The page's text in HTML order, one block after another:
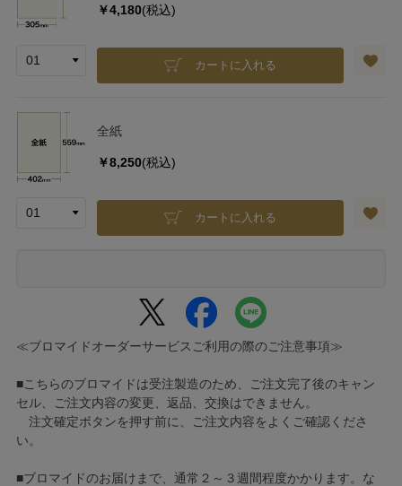
￥4,180(税込)
カートに入れる
全紙
￥8,250(税込)
カートに入れる
≪ブロマイドオーダーサービスご利用の際のご注意事項≫
■こちらのブロマイドは受注製造のため、ご注文完了後のキャン
セル、ご注文内容の変更、返品、交換はできません。
注文確定ボタンを押す前に、ご注文内容をよくご確認くださ
い。
■ブロマイドのお届けまで、通常２～３週間程度かかります。な